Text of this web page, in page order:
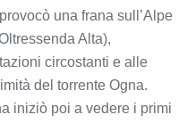
una frana sull’Alpe
Alta),
circostanti e alle
del torrente Ogna.
iniziò poi a vedere i primi